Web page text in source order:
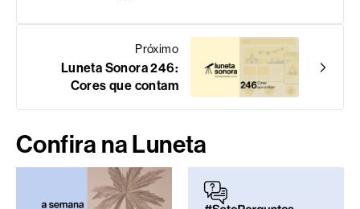
Próximo
Luneta Sonora 246:
Cores que contam
Confira na Luneta